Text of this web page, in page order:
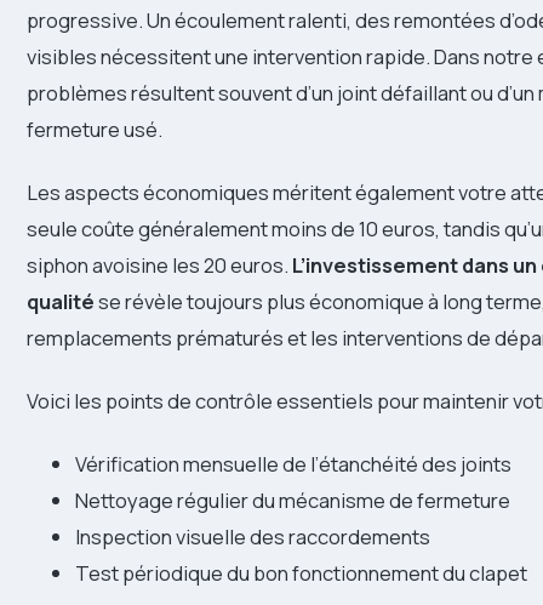
progressive. Un écoulement ralenti, des remontées
visibles nécessitent une intervention rapide. Dans notre
problèmes résultent souvent d’un joint défaillant ou
fermeture usé.
Les aspects économiques méritent également votre
seule coûte généralement moins de 10 euros, tandis
siphon avoisine les 20 euros. L’investissement dans
qualitése révèle toujours plus économique à long
remplacements prématurés et les interventions de
Voici les points de contrôle essentiels pour maintenir
Vérification mensuelle de l’étanchéité des joints
Nettoyage régulier du mécanisme de fermeture
Inspection visuelle des raccordements
Test périodique du bon fonctionnement du clapet